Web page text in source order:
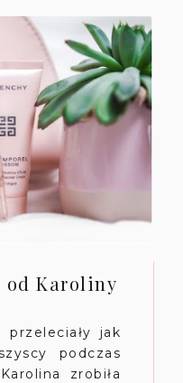
od Karoliny
jak
podczas
zrobiła